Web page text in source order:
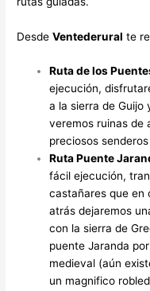
DesdeVentederural te
Ruta de los
ejecución,
a la sierra de Guijo
veremos ruinas de
preciosos
Ruta Puente
fácil ejecución,
castañares que en
atrás dejaremos
con la sierra de
puente Jaranda
medieval (aún
un magnifico